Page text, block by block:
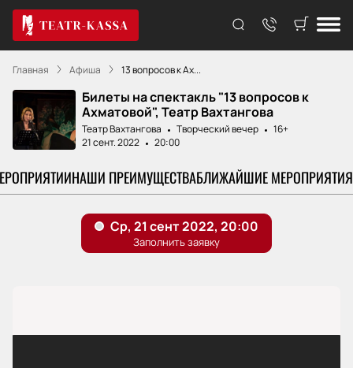
Главная Афиша 13 вопросов к Ах...
Билеты на спектакль "13 вопросов к
Ахматовой", Театр Вахтангова
Театр Вахтангова Творческий вечер
16+
21 сент. 2022
20:00
НАШИ ПРЕИМУЩЕСТВАБЛИЖАЙШИЕ МЕРОПРИЯТИЯ